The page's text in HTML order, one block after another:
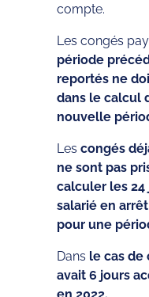
compte.
Les congés
période
reportés ne
dans le calcul
nouvelle
Les congés
ne sont pas
calculer les 24
salarié en
pour une
Dans le cas
avait 6 jours
en 2022.